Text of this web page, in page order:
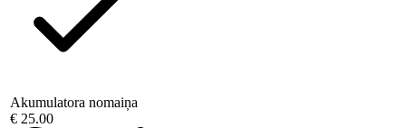
Akumulatora nomaiņa
€ 25.00